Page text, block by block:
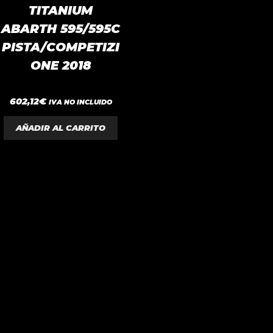
TITANIUM
ABARTH 595/595C
PISTA/COMPETIZI
ONE 2018
0
d
e
5
602,12€ IVA NO INCLUIDO
AÑADIR AL CARRITO